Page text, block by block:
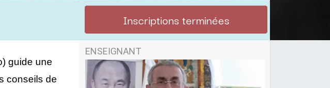
Inscriptions terminées
guide une
conseils de
ENSEIGNANT